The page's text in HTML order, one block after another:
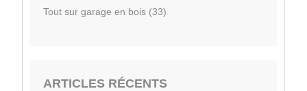
Tout sur garage en bois (33)
ARTICLES RÉCENTS